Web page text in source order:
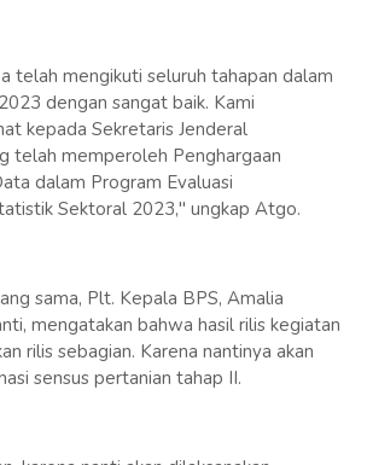
telah mengikuti seluruh tahapan dalam
dengan sangat baik. Kami
kepada Sekretaris Jenderal
telah memperoleh Penghargaan
dalam Program Evaluasi
Sektoral 2023," ungkap Atgo.
sama, Plt. Kepala BPS, Amalia
mengatakan bahwa hasil rilis kegiatan
rilis sebagian. Karena nantinya akan
sensus pertanian tahap II.